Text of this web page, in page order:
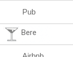
Pub
Bere